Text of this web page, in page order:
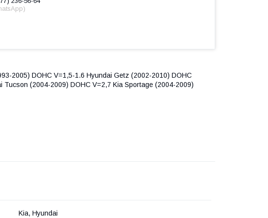
2005) DOHC V=1,5-1.6 Hyundai Getz (2002-2010) DOHC
(2004-2009) DOHC V=2,7 Kia Sportage (2004-2009)
Kia, Hyundai